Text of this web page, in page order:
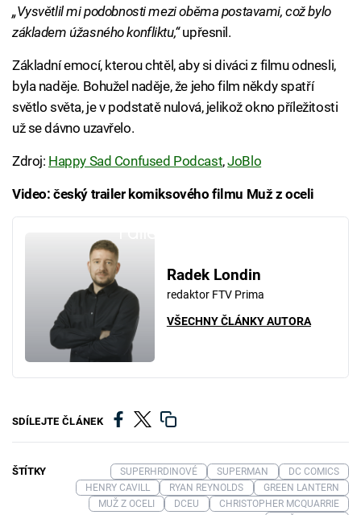
„Vysvětlil mi podobnosti mezi oběma postavami, což bylo
základem úžasného konfliktu,“upřesnil.
Základní emocí, kterou chtěl, aby si diváci z filmu odnesli,
byla naděje. Bohužel naděje, že jeho film někdy spatří
světlo světa, je v podstatě nulová, jelikož okno příležitosti
už se dávno uzavřelo.
Zdroj: Happy Sad Confused Podcast,JoBlo
Video: český trailer komiksového filmu Muž z oceli
Radek Londin
redaktor FTV Prima
VŠECHNY ČLÁNKY AUTORA
SDÍLEJTE ČLÁNEK
ŠTÍTKY SUPERHRDINOVÉ SUPERMAN
DC COMICS
HENRY CAVILL
RYAN REYNOLDS
GREEN LANTERN
MUŽ Z OCELI
DCEU
CHRISTOPHER MCQUARRIE